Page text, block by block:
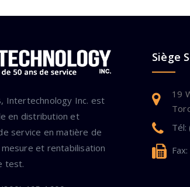
Intertechnology Inc. est
en distribution et
service en matière de
et rentabilisation
test.
Siège
19
Tél: